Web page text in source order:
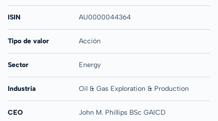
ISIN AU0000044364
Tipo de valor Acción
Sector Energy
Industria Oil & Gas Exploration & Production
CEO John M. Phillips BSc GAICD